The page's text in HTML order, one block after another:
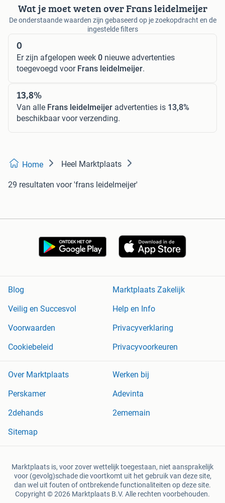
Wat je moet weten over Frans leidelmeijer
De onderstaande waarden zijn gebaseerd op je zoekopdracht en de
ingestelde filters
0
Er zijn afgelopen week 0 nieuwe advertenties
toegevoegd voor Frans leidelmeijer.
13,8%
Van alle Frans leidelmeijer advertenties is 13,8%
beschikbaar voor verzending.
Home Heel Marktplaats
29 resultaten voor 'frans leidelmeijer'
Blog
Marktplaats Zakelijk
Veilig en Succesvol
Help en Info
Voorwaarden
Privacyverklaring
Cookiebeleid
Privacyvoorkeuren
Over Marktplaats
Werken bij
Perskamer
Adevinta
2dehands
2ememain
Sitemap
Marktplaats is, voor zover wettelijk toegestaan, niet aansprakelijk
voor (gevolg)schade die voortkomt uit het gebruik van deze site,
dan wel uit fouten of ontbrekende functionaliteiten op deze site.
Copyright © 2026 Marktplaats B.V. Alle rechten voorbehouden.